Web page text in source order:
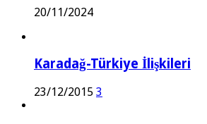
20/11/2024
Karadağ-Türkiye İlişkileri
23/12/2015 3